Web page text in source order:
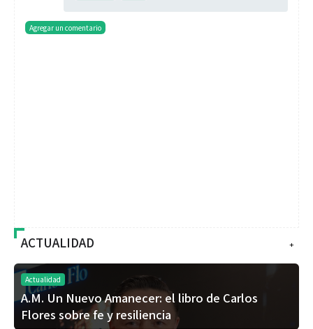
Agregar un comentario
+
ACTUALIDAD
Actualidad
A.M. Un Nuevo Amanecer: el libro de Carlos
Flores sobre fe y resiliencia